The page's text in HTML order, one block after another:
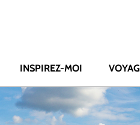
INSPIREZ-MOI